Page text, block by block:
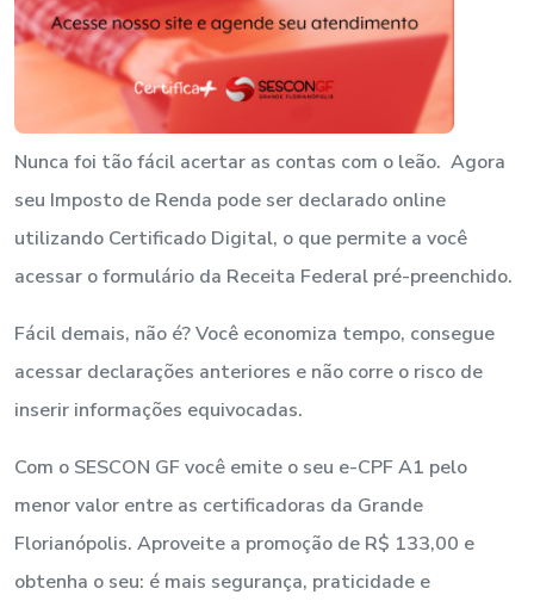
Nunca foi tão fácil acertar as contas com o leão. Agora
seu Imposto de Renda pode ser declarado online
utilizando Certificado Digital, o que permite a você
acessar o formulário da Receita Federal pré-preenchido.
Fácil demais, não é? Você economiza tempo, consegue
acessar declarações anteriores e não corre o risco de
inserir informações equivocadas.
Com o SESCON GF você emite o seu e-CPF A1 pelo
menor valor entre as certificadoras da Grande
Florianópolis. Aproveite a promoção de R$ 133,00 e
obtenha o seu: é mais segurança, praticidade e